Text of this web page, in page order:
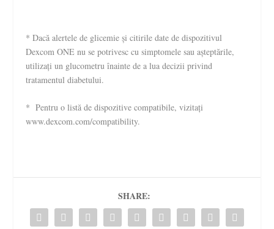
* Dacă alertele de glicemie și citirile date de dispozitivul
Dexcom ONE nu se potrivesc cu simptomele sau așteptările,
utilizați un glucometru înainte de a lua decizii privind
tratamentul diabetului.
* Pentru o listă de dispozitive compatibile, vizitați
www.dexcom.com/compatibility.
SHARE: